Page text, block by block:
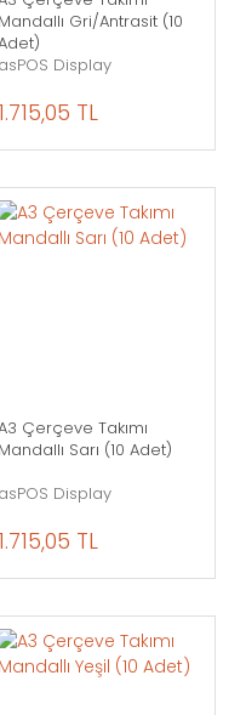
Mandallı Gri/Antrasit (10
asPOS Display
1.715,05 TL
Çerçeve Takımı
Mandallı Sarı (10 Adet)
asPOS Display
1.715,05 TL